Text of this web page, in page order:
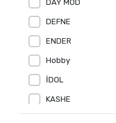
DAY MOD
DEFNE
ENDER
Hobby
İDOL
KASHE